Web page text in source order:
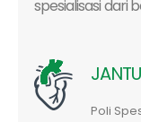
spesialisasi dari
Poli